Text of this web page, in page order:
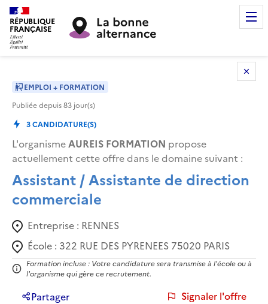
RÉPUBLIQUE
FRANÇAISE
EMPLOI + FORMATION
Publiée depuis83 jour(s)
3CANDIDATURE(S)
L'organismeAUREIS FORMATION propose
actuellement cette offre dans le domaine suivant :
Assistant / Assistante de direction
commerciale
Entreprise : RENNES
École : 322 RUE DES PYRENEES 75020 PARIS
Formation incluse : Votre candidature sera transmise à l'école ou à
l'organisme qui gère ce recrutement.
Partager Signaler l'offre